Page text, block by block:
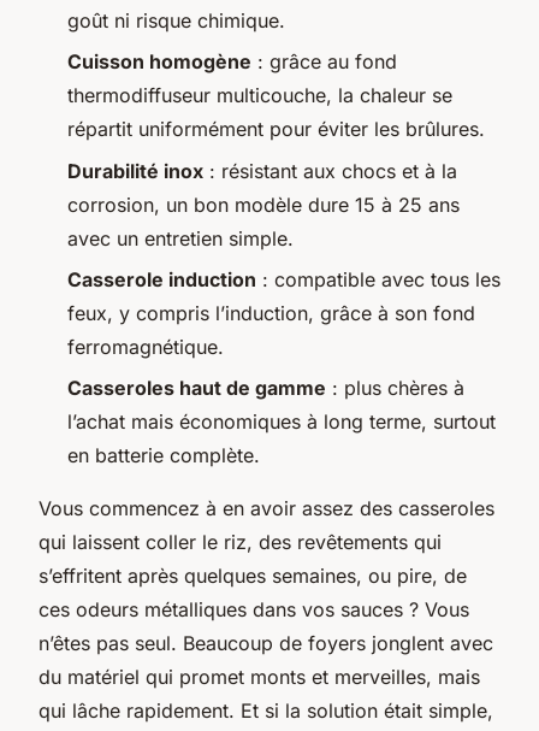
goût ni risque chimique.
Cuisson homogène : grâce au fond
thermodiffuseur multicouche, la chaleur se
répartit uniformément pour éviter les brûlures.
Durabilité inox : résistant aux chocs et à la
corrosion, un bon modèle dure 15 à 25 ans
avec un entretien simple.
Casserole induction : compatible avec tous les
feux, y compris l’induction, grâce à son fond
ferromagnétique.
Casseroles haut de gamme : plus chères à
l’achat mais économiques à long terme, surtout
en batterie complète.
Vous commencez à en avoir assez des casseroles
qui laissent coller le riz, des revêtements qui
s’effritent après quelques semaines, ou pire, de
ces odeurs métalliques dans vos sauces ? Vous
n’êtes pas seul. Beaucoup de foyers jonglent avec
du matériel qui promet monts et merveilles, mais
qui lâche rapidement. Et si la solution était simple,